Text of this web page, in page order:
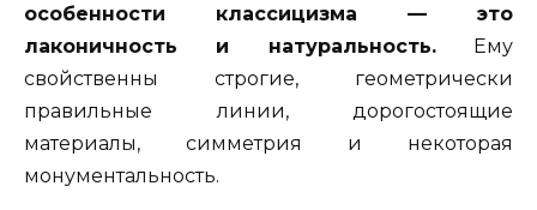
особенности классицизма — это
лаконичность и натуральность.Ему
свойственны строгие, геометрически
правильные линии, дорогостоящие
материалы, симметрия и некоторая
монументальность.